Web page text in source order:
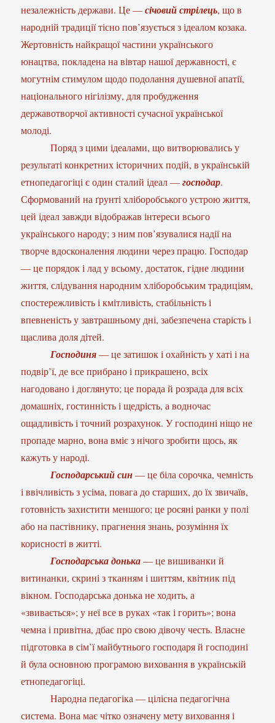
незалежність держави. Це —січовий стрілець, що в
народній традиції тісно пов’язується з ідеалом козака.
Жертовність найкращої частини українського
юнацтва, покладена на вівтар нашої державності, є
могутнім стимулом щодо подолання душевної апатії,
національного нігілізму, для пробудження
державотворчої активності сучасної української
молоді.
Поряд з цими ідеалами, що витворювались у
результаті конкретних історичних подій, в українській
етнопедагогіці є один сталий ідеал —господар.
Сформований на ґрунті хліборобського устрою життя,
цей ідеал завжди відображав інтереси всього
українського народу; з ним пов’язувалися надії на
творче вдосконалення людини через працю. Господар
— це порядок і лад у всьому, достаток, гідне людини
життя, слідування народним хліборобським традиціям,
спостережливість і кмітливість, стабільність і
впевненість у завтрашньому дні, забезпечена старість і
щаслива доля дітей.
Господиня— це затишок і охайність у хаті і на
подвір’ї, де все прибрано і прикрашено, всіх
нагодовано і доглянуто; це порада й розрада для всіх
домашніх, гостинність і щедрість, а водночас
ощадливість і точний розрахунок. У господині ніщо не
пропаде марно, вона вміє з нічого зробити щось, як
кажуть у народі.
Господарський син— це біла сорочка, чемність
і ввічливість з усіма, повага до старших, до їх звичаїв,
готовність захистити меншого; це росяні ранки у полі
або на пастівнику, прагнення знань, розуміння їх
корисності в житті.
Господарська донька— це вишиванки й
витинанки, скрині з тканням і шиттям, квітник під
вікном. Господарська донька не ходить, а
«звивається»; у неї все в руках «так і горить»; вона
чемна і привітна, дбає про свою дівочу честь. Власне
підготовка в сім’ї майбутнього господаря й господині
й була основною програмою виховання в українській
етнопедагогіці.
Народна педагогіка — цілісна педагогічна
система. Вона має чітко означену мету виховання і